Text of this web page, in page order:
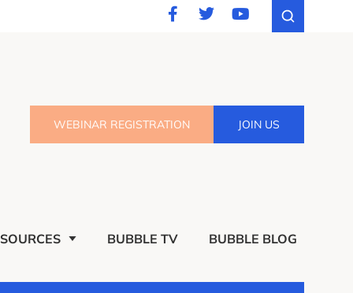
WEBINAR REGISTRATION JOIN US
BUBBLE TV BUBBLE BLOG